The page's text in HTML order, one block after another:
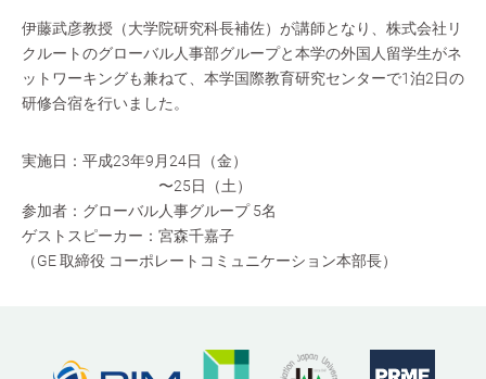
伊藤武彦教授（大学院研究科長補佐）が講師となり、株式会社リ
クルートのグローバル人事部グループと本学の外国人留学生がネ
ットワーキングも兼ねて、本学国際教育研究センターで1泊2日の
研修合宿を行いました。
実施日：平成23年9月24日（金）
〜25日（土）
参加者：グローバル人事グループ 5名
ゲストスピーカー：宮森千嘉子
（GE 取締役 コーポレートコミュニケーション本部長）